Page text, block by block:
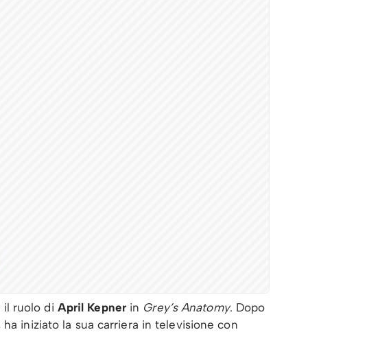
il ruolo di April Kepnerin Grey’s Anatomy. Dopo
iniziato la sua carriera in televisione con